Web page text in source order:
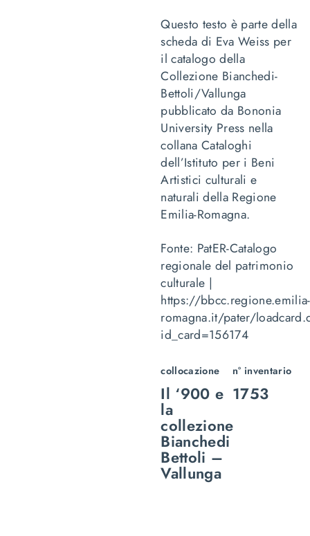
Questo testo è parte della
scheda di Eva Weiss per
il catalogo della
Collezione Bianchedi-
Bettoli/Vallunga
pubblicato da Bononia
University Press nella
collana Cataloghi
dell’Istituto per i Beni
Artistici culturali e
naturali della Regione
Emilia-Romagna.
Fonte: PatER-Catalogo
regionale del patrimonio
culturale |
https://bbcc.regione.emilia-
romagna.it/pater/
id_card=156174
collocazione
Il ‘900 e
la
collezione
Bianchedi
Bettoli –
Vallunga
n° inventario
1753